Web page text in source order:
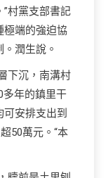
村黨支部書記
極端的強迫協
潤生說。
下沉，南溝村
多年的鎮里干
安排支出到
50萬元。“本